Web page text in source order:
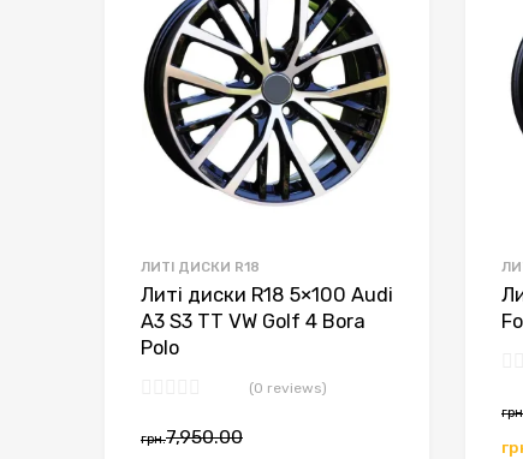
ЛИТІ ДИСКИ R18
Литі диски R18 5×100 Audi
A3 S3 TT VW Golf 4 Bora
Polo
(0 reviews)
грн.7,950.00